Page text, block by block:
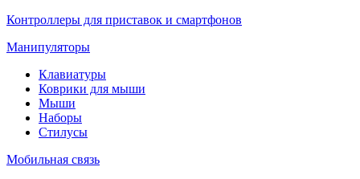
Контроллеры для приставок и смартфонов
Манипуляторы
Клавиатуры
Коврики для мыши
Мыши
Наборы
Стилусы
Мобильная связь